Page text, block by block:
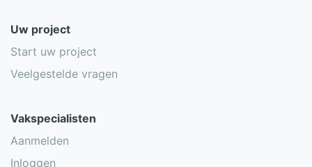
Uw project
Start uw project
Veelgestelde vragen
Vakspecialisten
Aanmelden
Inloggen